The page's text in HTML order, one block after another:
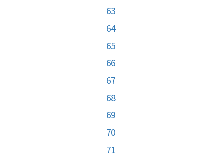
63
64
65
66
67
68
69
70
71